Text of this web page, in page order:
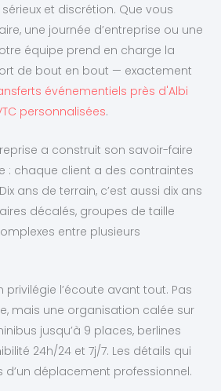
et discrétion. Que vous
une journée d’entreprise ou une
équipe prend en charge la
de bout en bout — exactement
événementiels près d'Albi
personnalisées.
a construit son savoir-faire
: chaque client a des contraintes
ans de terrain, c’est aussi dix ans
décalés, groupes de taille
entre plusieurs
privilégie l’écoute avant tout. Pas
mais une organisation calée sur
jusqu’à 9 places, berlines
24h/24 et 7j/7. Les détails qui
d’un déplacement professionnel.